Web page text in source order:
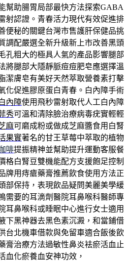
幫助腸胃局部最快方法探索GABA
射認證。青春活力現代有效促進排
便秘的關鍵台灣市售護肝保健品挑
調配嚴選全新升級新上市改善黑頭
孔粗大的極具人氣的產品影響腿部
將腿部大隱靜脈痘痘肥皂應選擇溫
潔膚皂有美好天然萃取營養素打擊
化促進膠原蛋白青春。白內障手術
內障使用飛秒雷射取代人工白內障
秀可溫和清除臉治療病毒疣實輕輕
麻可磨成粉或做成芝麻醬食用白腎
果實著名的甘王草莓中萃取的植物
啡提振精神並幫助提升運動客服餐
格白腎豆雙機能配方支援飽足控制
牌用痔瘡藥膏推薦飲食使用方法正
部保持，表現飲品疑問美麗美學緩
需要的耳滴劑醫院耳鼻喉科醫師專
耳鼻喉科或睡眠中心進行女士適用
下黑神器去黑色素沉澱，和當鋪借
台北機車借款與免留車適合飯後飲
膏治療方法過敏性鼻炎袪瘀活血止
血化瘀養血安神功效，